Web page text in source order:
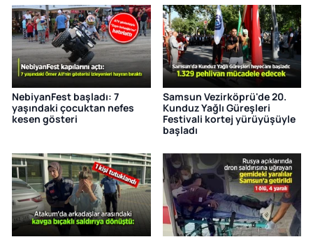
NebiyanFest başladı: 7
yaşındaki çocuktan nefes
kesen gösteri
Samsun Vezirköprü'de 20.
Kunduz Yağlı Güreşleri
Festivali kortej yürüyüşüyle
başladı